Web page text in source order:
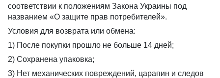
соответствии к положениям Закона Украины под
названием «О защите прав потребителей».
Условия для возврата или обмена:
1) После покупки прошло не больше 14 дней;
2) Сохранена упаковка;
3) Нет механических повреждений, царапин и следов